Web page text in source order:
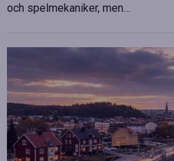
och spelmekaniker, men…